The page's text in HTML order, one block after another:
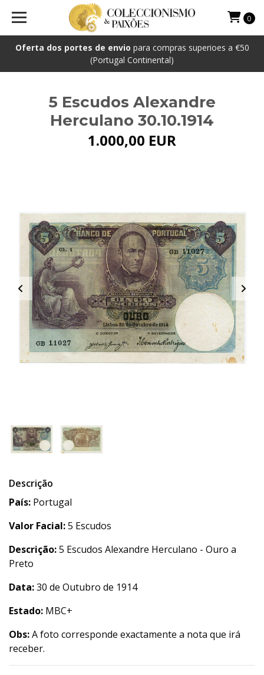
Oferta dos portes de envio para compras superioes a €50
(Portugal Continental)
0
5 Escudos Alexandre
Herculano 30.10.1914
1.000,00 EUR
Descrição
País: Portugal
Valor Facial:5 Escudos
Descrição:5 Escudos Alexandre Herculano - Ouro a
Preto
Data:30 de Outubro de 1914
Estado: MBC+
Obs:A foto corresponde exactamente a nota que irá
receber.